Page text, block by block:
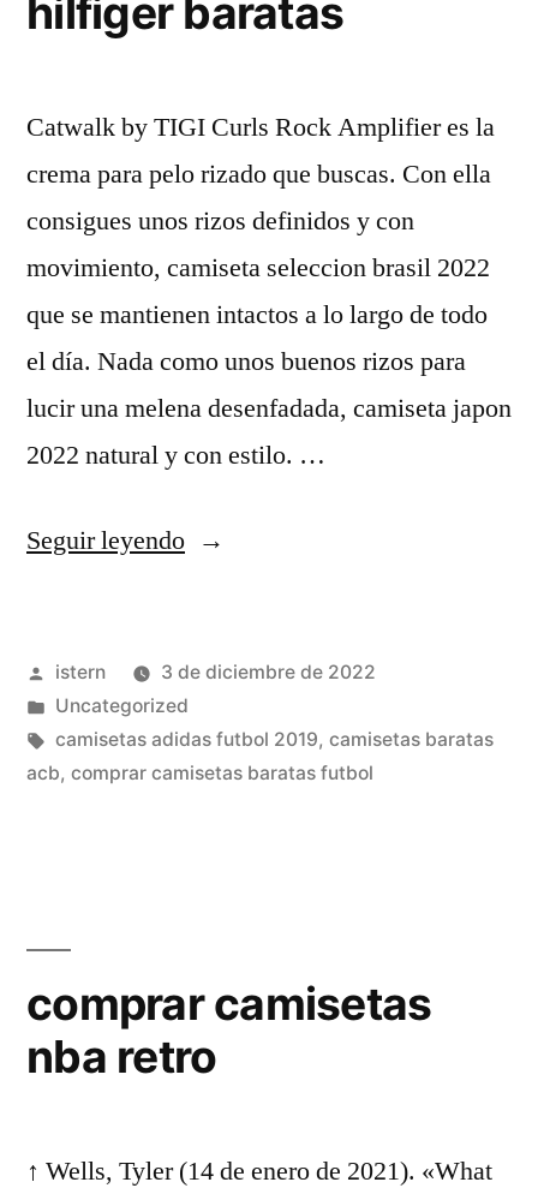
hilfiger baratas
Catwalk by TIGI Curls Rock Amplifier es la
crema para pelo rizado que buscas. Con ella
consigues unos rizos definidos y con
movimiento, camiseta seleccion brasil 2022
que se mantienen intactos a lo largo de todo
el día. Nada como unos buenos rizos para
lucir una melena desenfadada, camiseta japon
2022 natural y con estilo. …
Seguir leyendo«camisetas
baratas»
Publicado
por
istern
3 de diciembre de 2022
Publicado
en
Uncategorized
Etiquetas:
camisetas adidas futbol 2019, camisetas baratas
acb, comprar camisetas baratas futbol
comprar camisetas
nba retro
↑ Wells, Tyler (14 de enero de 2021). «What